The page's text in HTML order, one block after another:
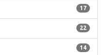
17
22
14